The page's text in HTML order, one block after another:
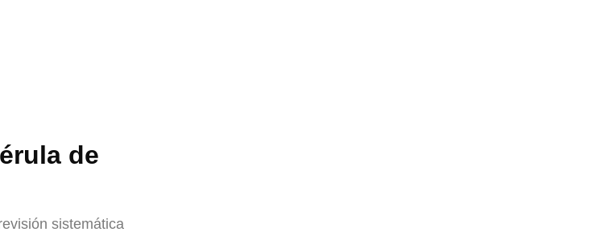
de
sistemática